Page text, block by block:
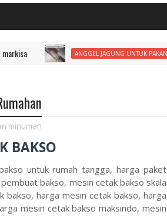
ANGGEL JAGUNG UNTUK PAKAN KAMBING
minuman
BAKSO
untuk rumah tangga, harga paket
bakso, mesin cetak bakso skala
bakso, harga mesin cetak bakso, harga
mesin cetak bakso maksindo, mesin